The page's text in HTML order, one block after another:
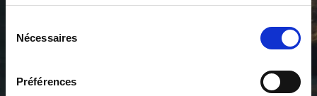
Nécessaires
Préférences